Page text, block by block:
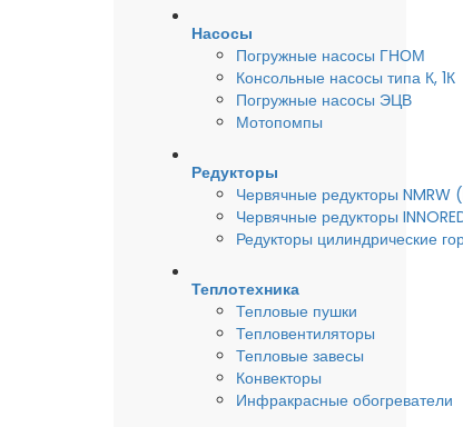
Насосы
Погружные насосы ГНОМ
Консольные насосы типа К, 1К
Погружные насосы ЭЦВ
Мотопомпы
Редукторы
Червячные редукторы NMRW
Червячные редукторы
Редукторы цилиндрические
Теплотехника
Тепловые пушки
Тепловентиляторы
Тепловые завесы
Конвекторы
Инфракрасные обогреватели